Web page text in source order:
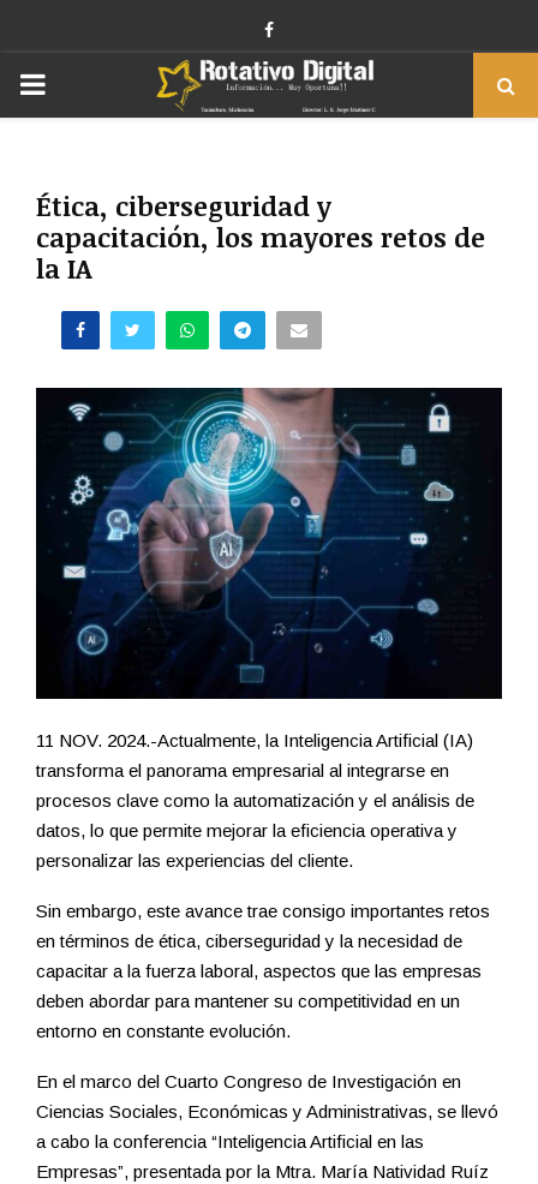
Facebook
PRIMARY
Ética, ciberseguridad y
capacitación, los mayores retos de
la IA
11 NOV. 2024.-Actualmente, la Inteligencia Artificial (IA)
transforma el panorama empresarial al integrarse en
procesos clave como la automatización y el análisis de
datos, lo que permite mejorar la eficiencia operativa y
personalizar las experiencias del cliente.
Sin embargo, este avance trae consigo importantes retos
en términos de ética, ciberseguridad y la necesidad de
capacitar a la fuerza laboral, aspectos que las empresas
deben abordar para mantener su competitividad en un
entorno en constante evolución.
En el marco del Cuarto Congreso de Investigación en
Ciencias Sociales, Económicas y Administrativas, se llevó
a cabo la conferencia “Inteligencia Artificial en las
Empresas”, presentada por la Mtra. María Natividad Ruíz